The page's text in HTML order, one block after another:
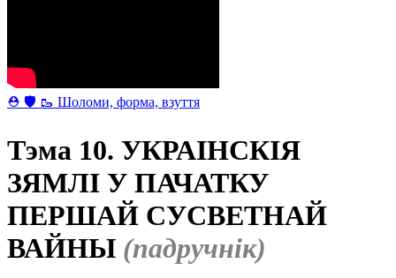
⛑ 🛡 🥾 Шоломи, форма, взуття
Тэма 10. УКРАІНСКІЯ
ЗЯМЛІ У ПАЧАТКУ
ПЕРШАЙ СУСВЕТНАЙ
ВАЙНЫ (падручнік)